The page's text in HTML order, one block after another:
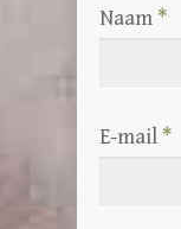
Naam *
E-mail *